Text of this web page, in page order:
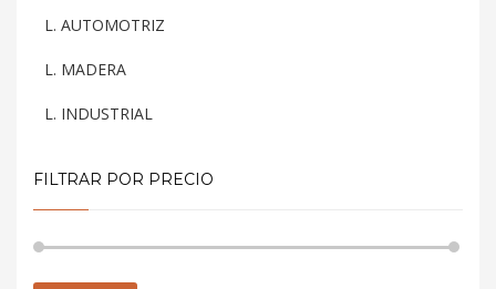
L. AUTOMOTRIZ
L. MADERA
L. INDUSTRIAL
FILTRAR POR PRECIO